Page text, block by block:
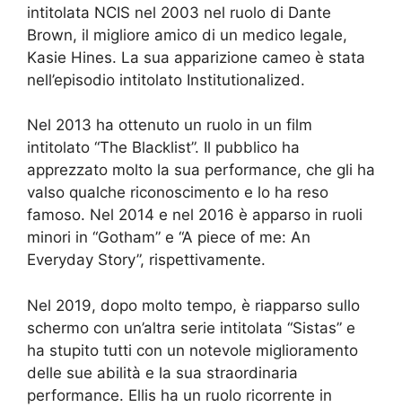
intitolata NCIS nel 2003 nel ruolo di Dante
Brown, il migliore amico di un medico legale,
Kasie Hines. La sua apparizione cameo è stata
nell’episodio intitolato Institutionalized.
Nel 2013 ha ottenuto un ruolo in un film
intitolato “The Blacklist”. Il pubblico ha
apprezzato molto la sua performance, che gli ha
valso qualche riconoscimento e lo ha reso
famoso. Nel 2014 e nel 2016 è apparso in ruoli
minori in “Gotham” e “A piece of me: An
Everyday Story”, rispettivamente.
Nel 2019, dopo molto tempo, è riapparso sullo
schermo con un’altra serie intitolata “Sistas” e
ha stupito tutti con un notevole miglioramento
delle sue abilità e la sua straordinaria
performance. Ellis ha un ruolo ricorrente in